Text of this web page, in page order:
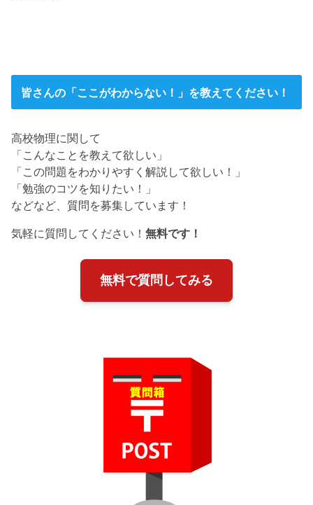
皆さんの「ここがわからない！」を教えてください！
高校物理に関して
「こんなことを教えて欲しい」
「この問題をわかりやすく解説して欲しい！」
「勉強のコツを知りたい！」
などなど、質問を募集しています！
気軽に質問してください！無料です！
無料で質問してみる